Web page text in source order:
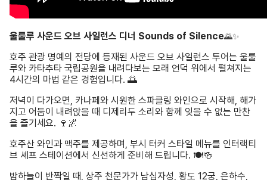
울룰루 사운드 오브 사일런스 디너 Sounds of Silence🌄✨
호주 관광 명예의 전당에 등재된 사운드 오브 사일런스 투어는 울룰
루와 카타추타 국립공원을 내려다보는 모래 언덕 위에서 펼쳐지는
4시간의 마법 같은 경험입니다. 🌅
저녁이 다가오면, 카나페와 시원한 스파클링 와인으로 시작해, 해가
지고 어둠이 내려앉을 때 디제리두 소리와 함께 잊을 수 없는 만찬
을 즐기세요. 🍷🌌
호주산 와인과 맥주를 제공하며, 부시 터커 스타일 메뉴를 인터랙티
브 셰프 스테이션에서 신선하게 준비해 드립니다. 🍽️🍻
밤하늘이 반짝일 때, 상주 천문가가 남십자성, 황도 12궁, 은하수,